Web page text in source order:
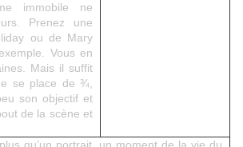
immobile ne
Prenez une
ou de Mary
Vous en
Mais il suffit
se place de ¾,
son objectif et
de la scène et